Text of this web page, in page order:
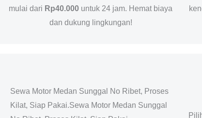
mulai dari Rp40.000 untuk 24 jam. Hemat biaya
dan dukung lingkungan!
Sewa Motor Medan Sunggal No Ribet, Proses
Kilat, Siap Pakai.Sewa Motor Medan Sunggal